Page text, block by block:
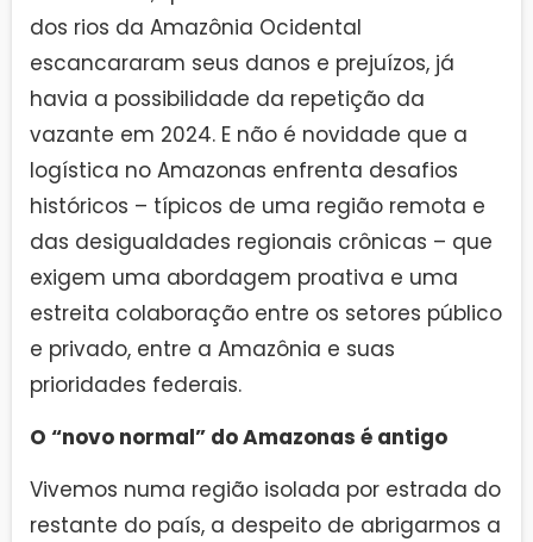
dos rios da Amazônia Ocidental
escancararam seus danos e prejuízos, já
havia a possibilidade da repetição da
vazante em 2024. E não é novidade que a
logística no Amazonas enfrenta desafios
históricos – típicos de uma região remota e
das desigualdades regionais crônicas – que
exigem uma abordagem proativa e uma
estreita colaboração entre os setores público
e privado, entre a Amazônia e suas
prioridades federais.
O “novo normal” do Amazonas é antigo
Vivemos numa região isolada por estrada do
restante do país, a despeito de abrigarmos a